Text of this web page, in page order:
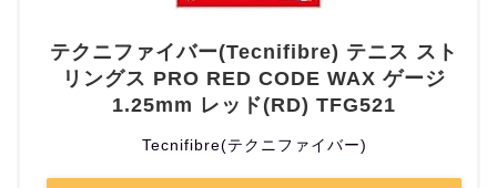
テクニファイバー(Tecnifibre) テニス スト
リングス PRO RED CODE WAX ゲージ
1.25mm レッド(RD) TFG521
Tecnifibre(テクニファイバー)